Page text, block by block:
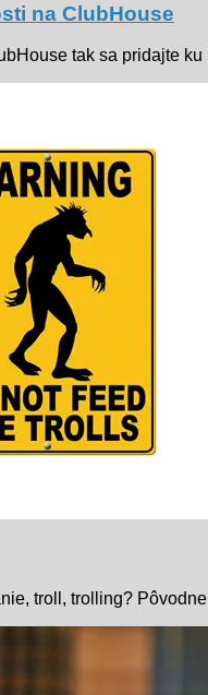
na ClubHouse
tak sa pridajte
troll, trolling?